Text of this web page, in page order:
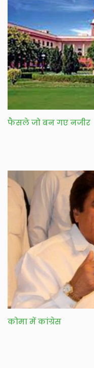
फैसले जो बन गए नजीर
कोमा में कांग्रेस